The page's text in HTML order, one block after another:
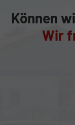
Können
Wir